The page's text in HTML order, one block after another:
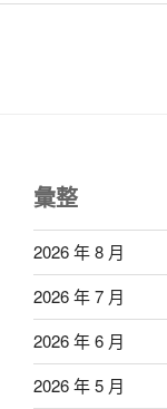
彙整
2026 年 8 月
2026 年 7 月
2026 年 6 月
2026 年 5 月